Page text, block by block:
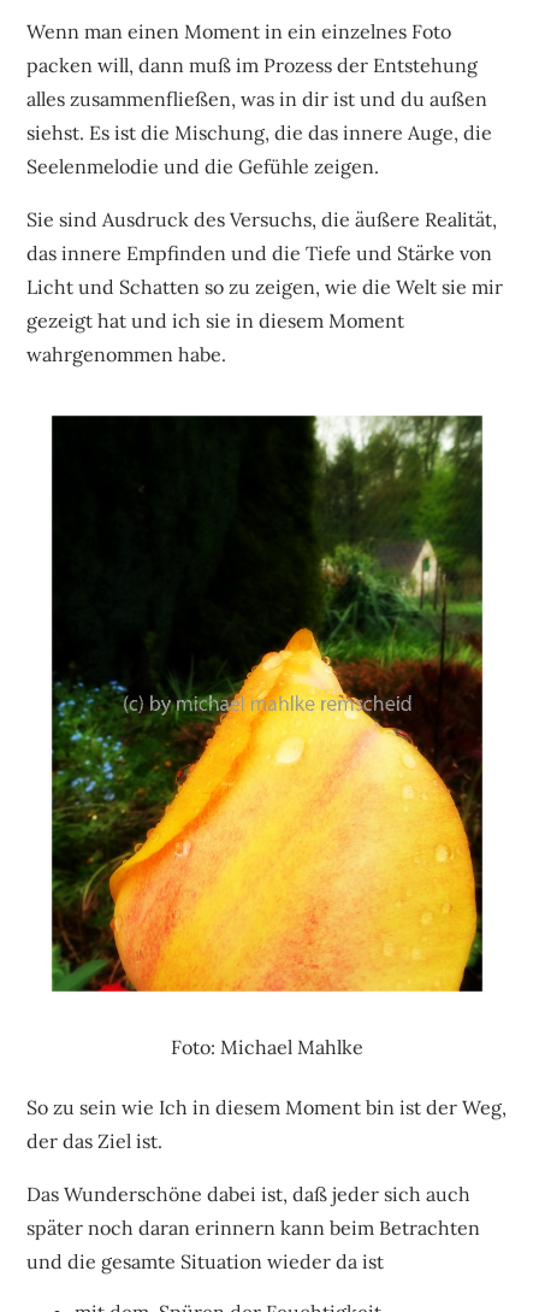
Wenn man einen Moment in ein einzelnes Foto
packen will, dann muß im Prozess der Entstehung
alles zusammenfließen, was in dir ist und du außen
siehst. Es ist die Mischung, die das innere Auge, die
Seelenmelodie und die Gefühle zeigen.
Sie sind Ausdruck des Versuchs, die äußere Realität,
das innere Empfinden und die Tiefe und Stärke von
Licht und Schatten so zu zeigen, wie die Welt sie mir
gezeigt hat und ich sie in diesem Moment
wahrgenommen habe.
Foto: Michael Mahlke
So zu sein wie Ich in diesem Moment bin ist der Weg,
der das Ziel ist.
Das Wunderschöne dabei ist, daß jeder sich auch
später noch daran erinnern kann beim Betrachten
und die gesamte Situation wieder da ist